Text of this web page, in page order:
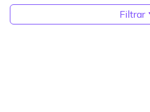
Filtrar